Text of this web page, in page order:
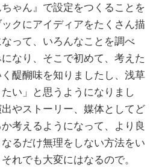
ゃん』で設定をつくることを
クにアイディアをたくさん描
って、いろんなことを調べ
なり、そこで初めて、考えた
醍醐味を知りましたし、浅草
い」と思うようになりまし
やストーリー、媒体としてど
考えるようになって、より良
るだけ無理をしない方法をい
れでも大変にはなるので。